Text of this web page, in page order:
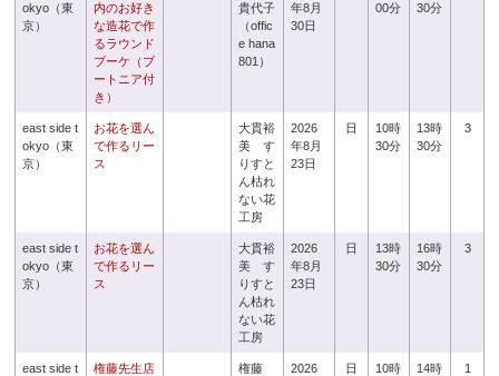
okyo（東
京）
内のお好き
な造花で作
るラウンド
ブーケ（ブ
ートニア付
き）
貴代子
（offic
e hana
801）
年8月
30日
00分
30分
east side t
okyo（東
京）
お花を選ん
で作るリー
ス
大貫裕
美 す
りすと
ん枯れ
ない花
工房
2026
年8月
23日
日
10時
30分
13時
30分
3
east side t
okyo（東
京）
お花を選ん
で作るリー
ス
大貫裕
美 す
りすと
ん枯れ
ない花
工房
2026
年8月
23日
日
13時
30分
16時
30分
3
east side t
権藤先生店
権藤
2026
日
10時
14時
1